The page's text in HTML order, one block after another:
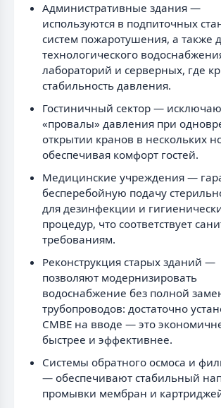
Административные здания —
используются в подпиточных
систем пожаротушения, а также
технологического
лабораторий и серверных, где
стабильность давления.
Гостиничный сектор —
«провалы» давления при
открытии кранов в нескольких
обеспечивая комфорт гостей.
Медицинские учреждения —
бесперебойную подачу
для дезинфекции и
процедур, что соответствует
требованиям.
Реконструкция старых зданий —
позволяют модернизировать
водоснабжение без полной
трубопроводов: достаточно
CMBE на вводе — это
быстрее и эффективнее.
Системы обратного осмоса и
— обеспечивают стабильный
промывки мембран и